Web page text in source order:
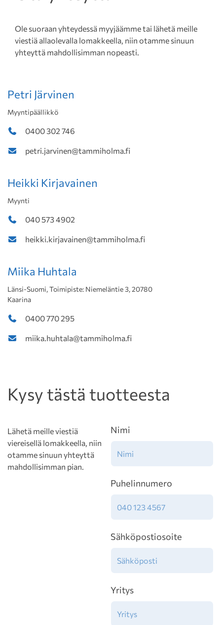
Ole suoraan yhteydessä myyjäämme tai lähetä meille
viestiä allaolevalla lomakkeella, niin otamme sinuun
yhteyttä mahdollisimman nopeasti.
Petri Järvinen
Myyntipäällikkö
0400 302 746
petri.jarvinen@tammiholma.fi
Heikki Kirjavainen
Myynti
040 573 4902
heikki.kirjavainen@tammiholma.fi
Miika Huhtala
Länsi-Suomi, Toimipiste: Niemeläntie 3, 20780
Kaarina
0400 770 295
miika.huhtala@tammiholma.fi
Kysy tästä tuotteesta
Lähetä meille viestiä
viereisellä lomakkeella, niin
otamme sinuun yhteyttä
mahdollisimman pian.
Nimi
Puhelinnumero
Sähköpostiosoite
Yritys